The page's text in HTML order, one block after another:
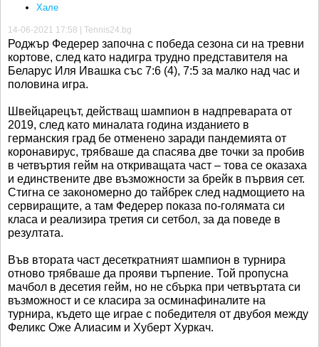
Хале
14-06-2021 17:58 | Tennis24.bg
Роджър Федерер започна с победа сезона си на тревни
кортове, след като надигра трудно представителя на
Беларус Иля Ивашка със 7:6 (4), 7:5 за малко над час и
половина игра.
Швейцарецът, действащ шампион в надпреварата от
2019, след като миналата година изданието в
германския град бе отменено заради пандемията от
коронавирус, трябваше да спасява две точки за пробив
в четвъртия гейм на откриващата част – това се оказаха
и единствените две възможности за брейк в първия сет.
Стигна се закономерно до тайбрек след надмощието на
сервиращите, а там Федерер показа по-голямата си
класа и реализира третия си сетбол, за да поведе в
резултата.
Във втората част десеткратният шампион в турнира
отново трябваше да прояви търпение. Той пропусна
мачбол в десетия гейм, но не сбърка при четвъртата си
възможност и се класира за осминафиналите на
турнира, където ще играе с победителя от двубоя между
Феликс Оже Алиасим и Хуберт Хуркач.